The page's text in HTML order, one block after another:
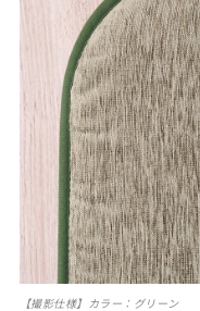
【撮影仕様】カラー：グリーン